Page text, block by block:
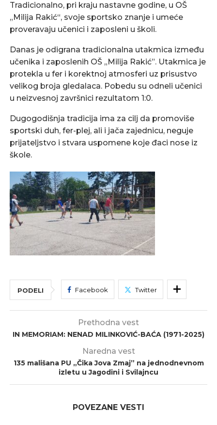
Tradicionalno, pri kraju nastavne godine, u OŠ
„Milija Rakić“, svoje sportsko znanje i umeće
proveravaju učenici i zaposleni u školi.
Danas je odigrana tradicionalna utakmica između
učenika i zaposlenih OŠ „Milija Rakić”. Utakmica je
protekla u fer i korektnoj atmosferi uz prisustvo
velikog broja gledalaca. Pobedu su odneli učenici
u neizvesnoj završnici rezultatom 1:0.
Dugogodišnja tradicija ima za cilj da promoviše
sportski duh, fer-plej, ali i jača zajednicu, neguje
prijateljstvo i stvara uspomene koje đaci nose iz
škole.
PODELI Facebook Twitter
Prethodna vest
IN MEMORIAM: NENAD MILINKOVIĆ-BAĆA (1971-2025)
Naredna vest
135 mališana PU „Čika Jova Zmaj” na jednodnevnom
izletu u Jagodini i Svilajncu
POVEZANE VESTI